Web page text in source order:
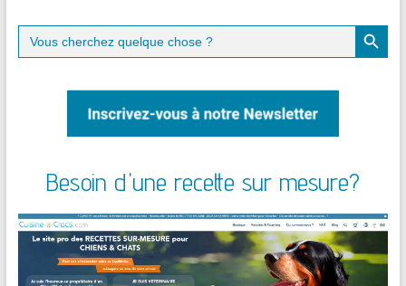
Search
for:
Search Button
Besoin d'une recette sur mesure?